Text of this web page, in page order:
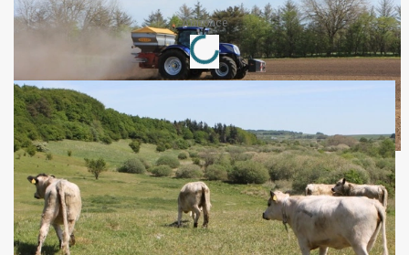
Annonce
Loading...